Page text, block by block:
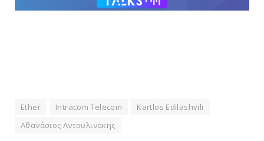
Ether Intracom Telecom
Kartlos Edilashvili
Αθανάσιος Αντουλινάκης